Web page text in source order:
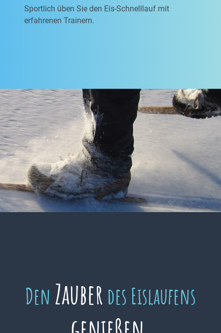
Sportlich üben Sie den Eis-Schnelllauf mit
erfahrenen Trainern.
Den Zauber des Eislaufens